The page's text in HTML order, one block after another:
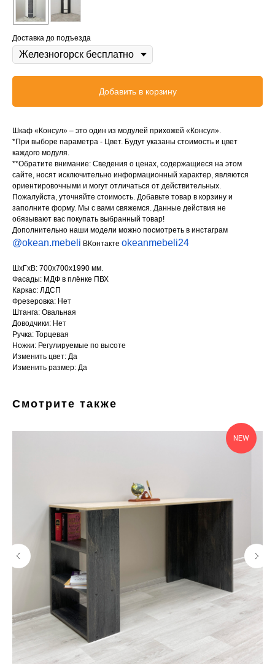
Доставка до подъезда
Добавить в корзину
Шкаф «Консул» – это один из модулей прихожей «Консул».
*При выборе параметра - Цвет. Будут указаны стоимость и цвет
каждого модуля.
**Обратите внимание: Сведения о ценах, содержащиеся на этом
сайте, носят исключительно информационный характер, являются
ориентировочными и могут отличаться от действительных.
Пожалуйста, уточняйте стоимость. Добавьте товар в корзину и
заполните форму. Мы с вами свяжемся. Данные действия не
обязывают вас покупать выбранный товар!
Дополнительно наши модели можно посмотреть в инстаграм
@okean.mebeli ВКонтакте okeanmebeli24
ШхГхВ: 700х700х1990 мм.
Фасады: МДФ в плёнке ПВХ
Каркас: ЛДСП
Фрезеровка: Нет
Штанга: Овальная
Доводчики: Нет
Ручка: Торцевая
Ножки: Регулируемые по высоте
Изменить цвет: Да
Изменить размер: Да
Смотрите также
NEW